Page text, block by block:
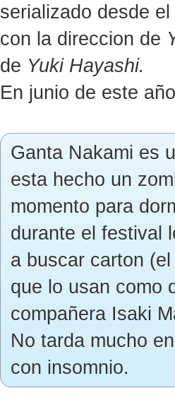
serializado desde
con la direccion de
de Yuki Hayashi.
En junio de este
Ganta Nakami es
esta hecho un
momento para
durante el festival
a buscar carton
que lo usan como
compañera Isaki
No tarda mucho
con insomnio.